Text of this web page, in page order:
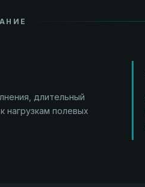
длительный
нагрузкам полевых